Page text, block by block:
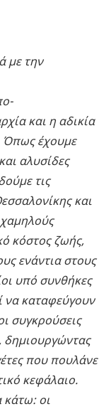
με την
και η αδικία
Όπως έχουμε
αλυσίδες
τις
και
κόστος ζωής,
ενάντια στους
υπό συνθήκες
να καταφεύγουν
συγκρούσεις
δημιουργώντας
που πουλάνε
κεφάλαιο.
κάτω: οι